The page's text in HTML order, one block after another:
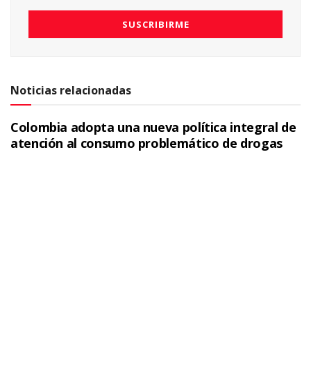
Noticias relacionadas
Colombia adopta una nueva política integral de
atención al consumo problemático de drogas